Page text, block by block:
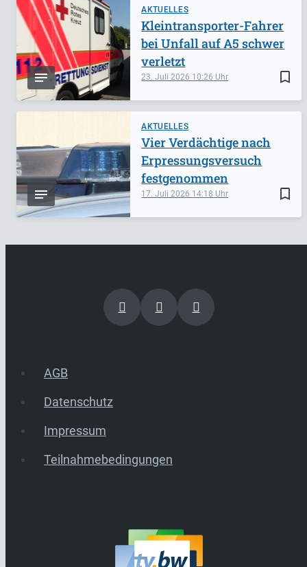
AKTUELLES
bookmark_border
23. Juli 2026 10:26
Kleintransporter-Fahrer
bei Unfall auf A5 schwer
verletzt
AKTUELLES
bookmark_border
17. Juli 2026 14:18
Vier Verdächtige nach
Erpressungsversuch
festgenommen
AGB
Datenschutz
Impressum
Teilnahmebedingungen